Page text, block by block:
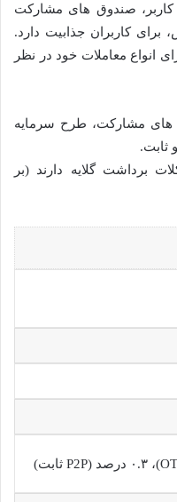
با بیش از ۶ میلیون کاربر، صندوق های مشارکت
برای کاربران جذابیت دارد.
انواع معاملات خود در نظر
های مشارکت، طرح سرمایه
ثابت.
برداشت گلایه دارند (بر